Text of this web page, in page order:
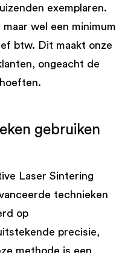
exemplaren.
wel een minimum
btw. Dit maakt onze
ongeacht de
gebruiken
Laser Sintering
technieken
op
precisie,
methode is een